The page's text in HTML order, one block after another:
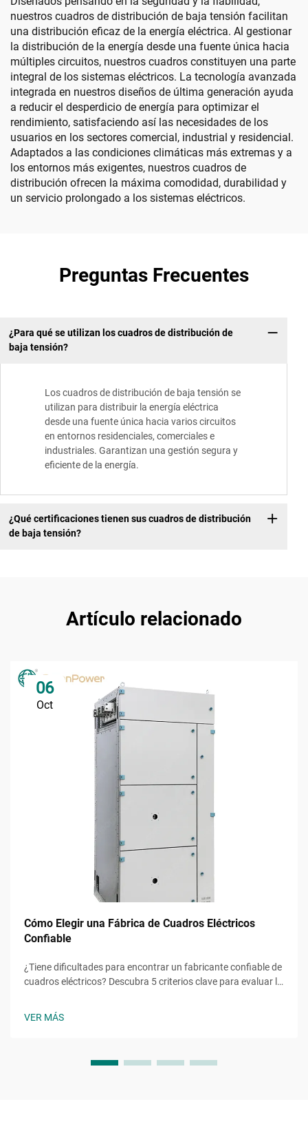
nuestros cuadros de distribución de baja tensión facilitan
una distribución eficaz de la energía eléctrica. Al gestionar
la distribución de la energía desde una fuente única hacia
múltiples circuitos, nuestros cuadros constituyen una parte
integral de los sistemas eléctricos. La tecnología avanzada
integrada en nuestros diseños de última generación ayuda
a reducir el desperdicio de energía para optimizar el
rendimiento, satisfaciendo así las necesidades de los
usuarios en los sectores comercial, industrial y residencial.
Adaptados a las condiciones climáticas más extremas y a
los entornos más exigentes, nuestros cuadros de
distribución ofrecen la máxima comodidad, durabilidad y
un servicio prolongado a los sistemas eléctricos.
Preguntas Frecuentes
¿Para qué se utilizan los cuadros de distribución de
baja tensión?
Los cuadros de distribución de baja tensión se
utilizan para distribuir la energía eléctrica
desde una fuente única hacia varios circuitos
en entornos residenciales, comerciales e
industriales. Garantizan una gestión segura y
eficiente de la energía.
¿Qué certificaciones tienen sus cuadros de distribución
de baja tensión?
Artículo relacionado
06
Oct
Cómo Elegir una Fábrica de Cuadros Eléctricos
Confiable
¿Tiene dificultades para encontrar un fabricante confiable de
cuadros eléctricos? Descubra 5 criterios clave para evaluar la
verificación gratuita.
VER MÁS